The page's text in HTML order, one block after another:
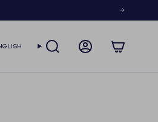
SEARCH ACCOUNT